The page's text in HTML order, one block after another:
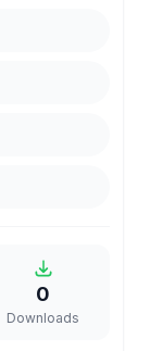
0
Downloads